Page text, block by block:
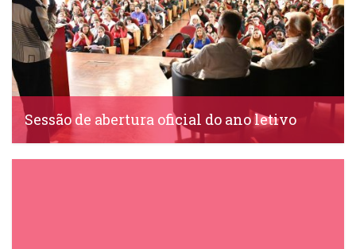
Sessão de abertura oficial do ano letivo
IDS, 21 Setembro, 2023